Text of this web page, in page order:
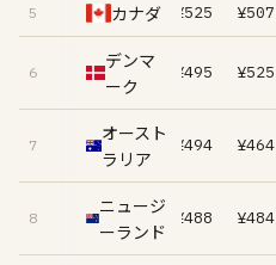
5 カナダ ¥525 ¥507
6
デンマ
ーク
¥495 ¥525
7
オースト
ラリア
¥494 ¥464
8
ニュージ
ーランド
¥488 ¥484